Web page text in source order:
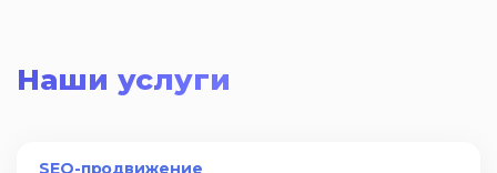
Наши услуги
SEO-продвижение